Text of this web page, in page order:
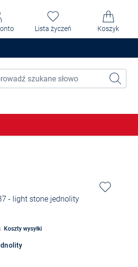
Lista życzeń Koszyk
- light stone jednolity
Koszty wysyłki